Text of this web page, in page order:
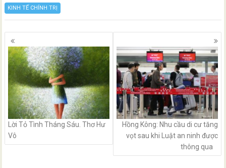
KINH TẾ CHÍNH TRỊ
Posts
navigation
Lời Tỏ Tình Tháng Sáu. Thơ Hư
Vô
Hồng Kông: Nhu cầu di cư tăng
vọt sau khi Luật an ninh được
thông qua